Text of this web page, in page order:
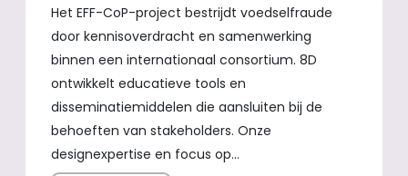
Het EFF-CoP-project bestrijdt voedselfraude
door kennisoverdracht en samenwerking
binnen een internationaal consortium. 8D
ontwikkelt educatieve tools en
disseminatiemiddelen die aansluiten bij de
behoeften van stakeholders. Onze
designexpertise en focus op…